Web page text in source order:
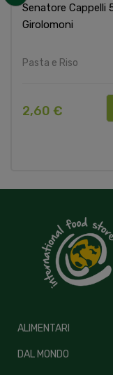
Senatore Cappelli
Girolomoni
Pasta e Riso
2,60 €
ALIMENTARI
DAL MONDO